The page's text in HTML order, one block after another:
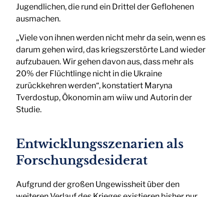
Jugendlichen, die rund ein Drittel der Geflohenen
ausmachen.
„Viele von ihnen werden nicht mehr da sein, wenn es
darum gehen wird, das kriegszerstörte Land wieder
aufzubauen. Wir gehen davon aus, dass mehr als
20% der Flüchtlinge nicht in die Ukraine
zurückkehren werden“, konstatiert Maryna
Tverdostup, Ökonomin am wiiw und Autorin der
Studie.
Entwicklungsszenarien als
Forschungsdesiderat
Aufgrund der großen Ungewissheit über den